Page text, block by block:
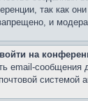
так как
и
на
email-
системой